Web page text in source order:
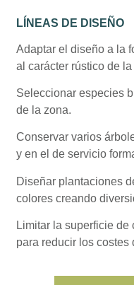
LÍNEAS DE DISEÑO
Adaptar el diseño a la
al carácter rústico de la
Seleccionar especies
de la zona.
Conservar varios
y en el de servicio
Diseñar plantaciones
colores creando
Limitar la superficie
para reducir los costes